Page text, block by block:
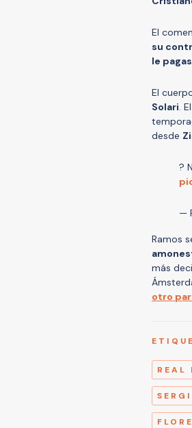
El
su
le
El
Solari.
desde
?
—
Ramos
más
otro
REAL